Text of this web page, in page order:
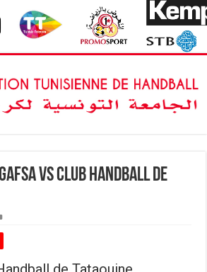
vs Club Handball de